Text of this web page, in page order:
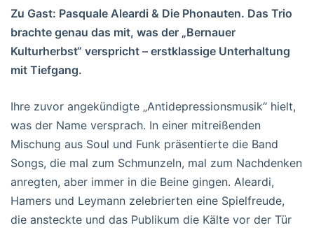
Zu Gast: Pasquale Aleardi & Die Phonauten. Das Trio
brachte genau das mit, was der „Bernauer
Kulturherbst“ verspricht – erstklassige Unterhaltung
mit Tiefgang.
Ihre zuvor angekündigte „Antidepressionsmusik“ hielt,
was der Name versprach. In einer mitreißenden
Mischung aus Soul und Funk präsentierte die Band
Songs, die mal zum Schmunzeln, mal zum Nachdenken
anregten, aber immer in die Beine gingen. Aleardi,
Hamers und Leymann zelebrierten eine Spielfreude,
die ansteckte und das Publikum die Kälte vor der Tür